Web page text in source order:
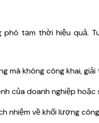
tạm thời hiệu quả.
mà không công khai, giải
của doanh nghiệp hoặc
nhiệm về khối lượng